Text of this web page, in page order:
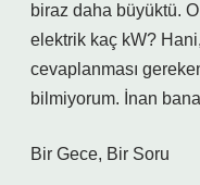
biraz daha büyüktü.
elektrik kaç kW?
cevaplanması
bilmiyorum. İnan
Bir Gece, Bir Soru